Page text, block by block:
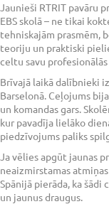
Jaunieši RTRIT pavāru
EBS skolā – ne tikai
tehniskajām prasmēm,
teoriju un praktiski
celtu savu profesionālās
Brīvajā laikā dalībnieki
Barselonā. Ceļojums
un komandas gars.
kur pavadīja lielāko
piedzīvojums paliks
Ja vēlies apgūt jaunas
neaizmirstamas
Spānijā pierāda, ka šādi
un jaunus draugus.